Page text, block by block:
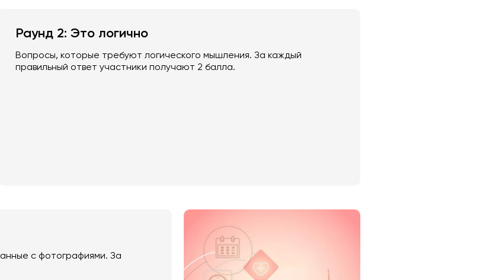
Раунд 2: Это логично
Вопросы, которые требуют логического мышления. За каждый
правильный ответ участники получают 2 балла.
с фотографиями. За